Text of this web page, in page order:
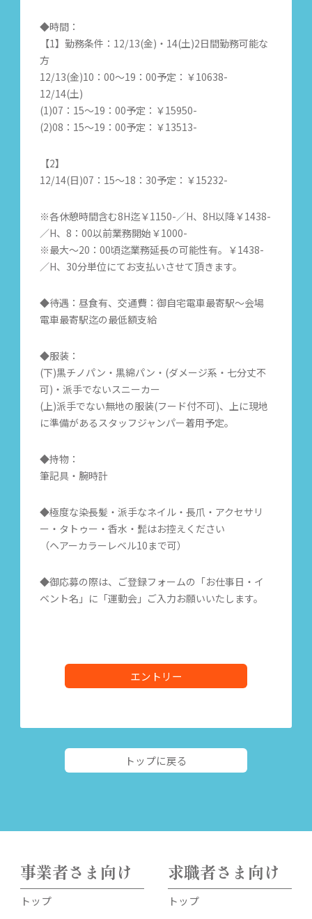
◆時間：
【1】勤務条件：12/13(金)・14(土)2日間勤務可能な
方
12/13(金)10：00～19：00予定：￥10638-
12/14(土)
(1)07：15～19：00予定：￥15950-
(2)08：15～19：00予定：￥13513-
【2】
12/14(日)07：15～18：30予定：￥15232-
※各休憩時間含む8H迄￥1150-／H、8H以降￥1438-
／H、8：00以前業務開始￥1000-
※最大～20：00頃迄業務延長の可能性有。￥1438-
／H、30分単位にてお支払いさせて頂きます。
◆待遇：昼食有、交通費：御自宅電車最寄駅〜会場
電車最寄駅迄の最低額支給
◆服装：
(下)黒チノパン・黒綿パン・(ダメージ系・七分丈不
可)・派手でないスニーカー
(上)派手でない無地の服装(フード付不可)、上に現地
に準備があるスタッフジャンパー着用予定。
◆持物：
筆記具・腕時計
◆極度な染長髪・派手なネイル・長爪・アクセサリ
ー・タトゥー・香水・髭はお控えください
（ヘアーカラーレベル10まで可）
◆御応募の際は、ご登録フォームの「お仕事日・イ
ベント名」に「運動会」ご入力お願いいたします。
エントリー
トップに戻る
事業者さま向け
トップ
求職者さま向け
トップ